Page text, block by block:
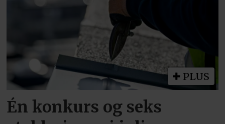
PLUS
Én konkurs og seks